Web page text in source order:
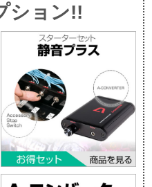
ション!!